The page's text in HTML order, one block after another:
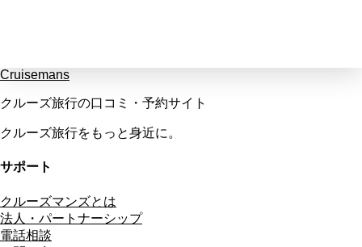
Cruisemans
クルーズ旅行の口コミ・予約サイト
クルーズ旅行をもっと身近に。
サポート
クルーズマンズとは
法人・パートナーシップ
電話相談